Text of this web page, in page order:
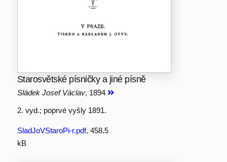
Starosvětské písničky a jiné písně
Sládek Josef Václav, 1894
2. vyd.; poprvé vyšly 1891.
SladJoVStaroPi-r.pdf, 458.5
kB